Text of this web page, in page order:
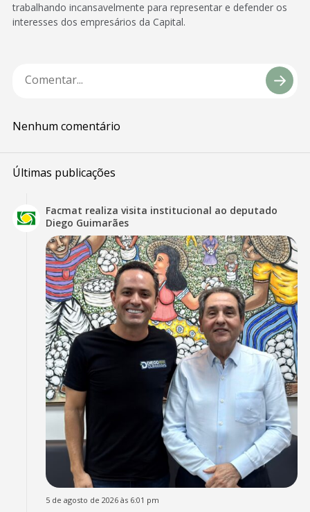
trabalhando incansavelmente para representar e defender os
interesses dos empresários da Capital.
Nenhum comentário
Últimas publicações
Facmat realiza visita institucional ao deputado
Diego Guimarães
5 de agosto de 2026 às 6:01 pm